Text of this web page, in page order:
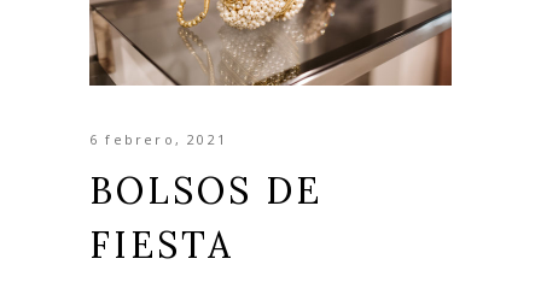
6 febrero, 2021
BOLSOS DE
FIESTA